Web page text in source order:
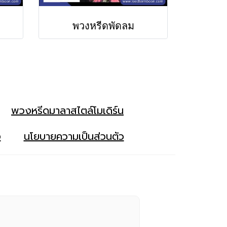
พวงหรีดพัดลม
พวงหรีดมาลาสไตล์โมเดิร์น
นโยบายความเป็นส่วนตัว